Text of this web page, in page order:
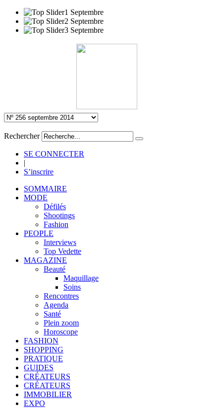
Rechercher
SE CONNECTER
|
S’inscrire
SOMMAIRE
MODE
Défilés
Shootings
Fashion
PEOPLE
Interviews
Top Vedette
MAGAZINE
Beauté
Maquillage
Soins
Rencontres
Agenda
Santé
Plein zoom
Horoscope
FASHION
SHOPPING
PRATIQUE
GUIDES
CRÉATEURS
CRÉATEURS
IMMOBILIER
EXPO